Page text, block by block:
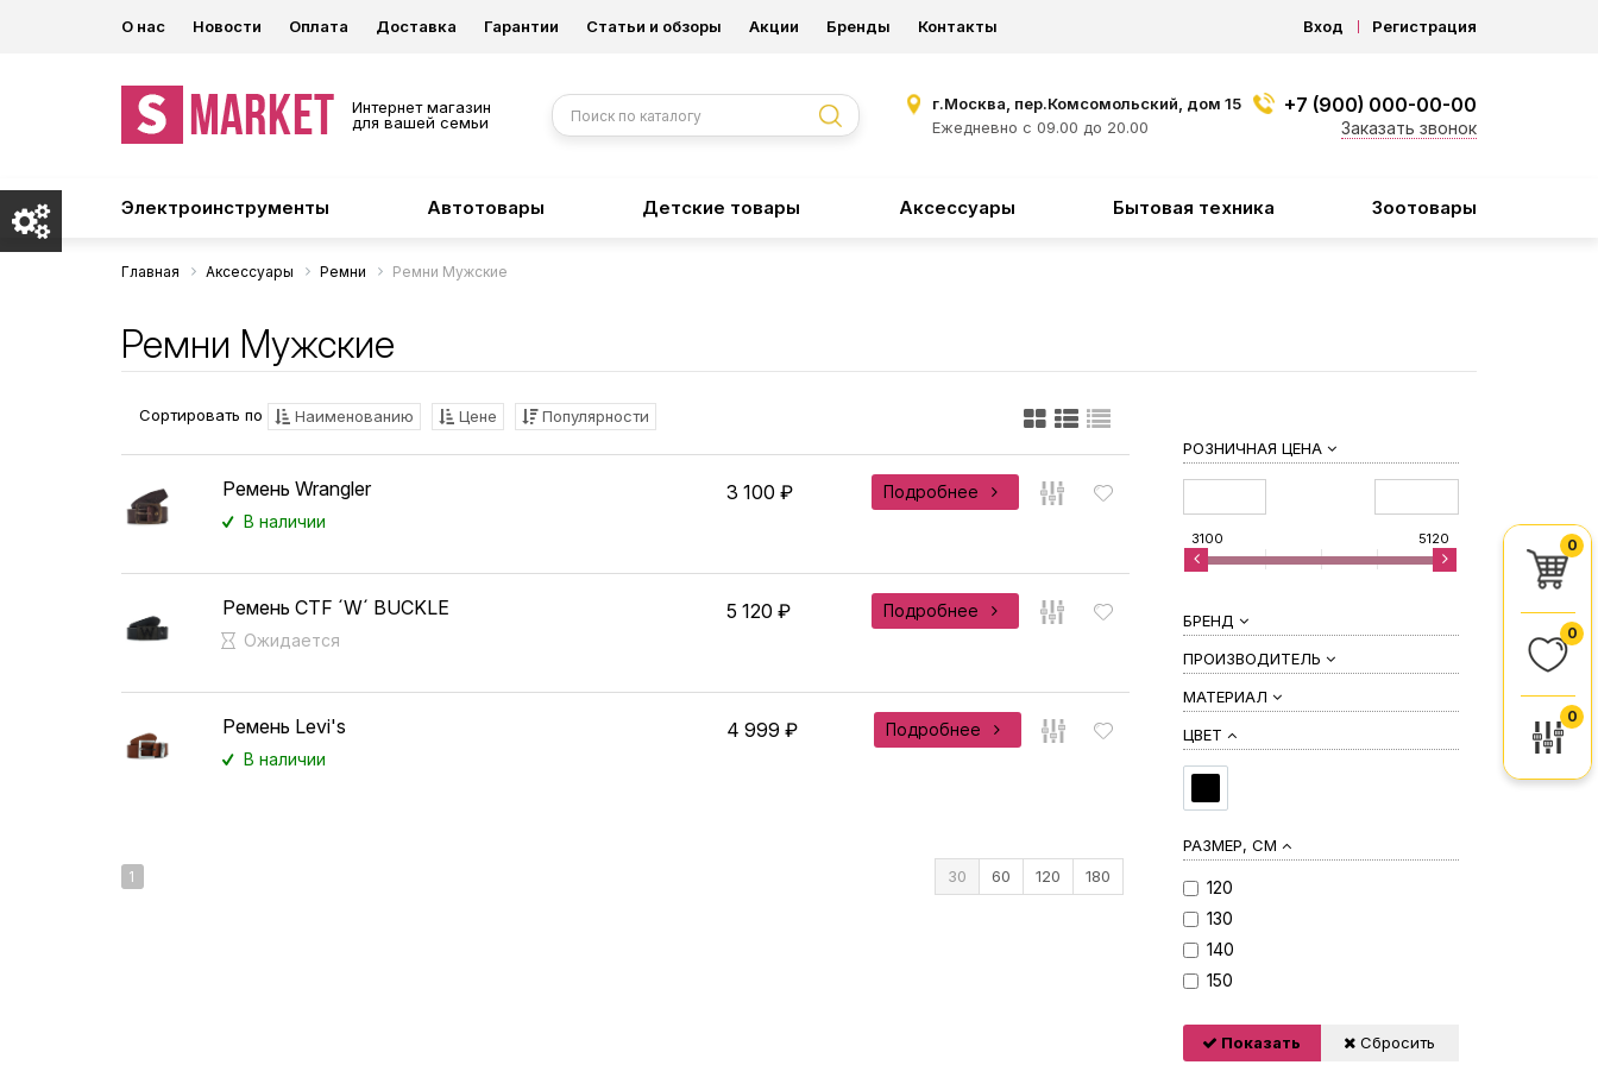
О нас Новости Оплата Доставка Гарантии Статьи и обзоры Акции Бренды Контакты Вход Регистрация
Интернет магазин
для вашей семьи
г.Москва, пер.Комсомольский, дом 15
Ежедневно с 09.00 до 20.00
+7 (900) 000-00-00
Заказать звонок
Электроинструменты Автотовары Детские товары Аксессуары Бытовая техника Зоотовары
Главная Аксессуары Ремни Ремни Мужские
Ремни Мужские
РОЗНИЧНАЯ ЦЕНА
3100 5120
БРЕНД
ПРОИЗВОДИТЕЛЬ
МАТЕРИАЛ
ЦВЕТ
РАЗМЕР, СМ
120
130
140
150
Показать Сбросить
Сортировать по Наименованию Цене Популярности
Ремень Wrangler
В наличии
3 100 ₽ Подробнее
Ремень CTF ´W´ BUCKLE
Ожидается
5 120 ₽ Подробнее
Ремень Levi's
В наличии
4 999 ₽ Подробнее
1 30 60 120 180
0
0
0